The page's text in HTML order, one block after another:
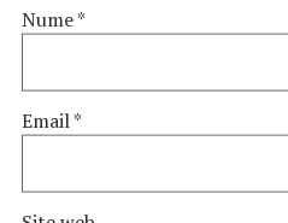
Nume*
Email*